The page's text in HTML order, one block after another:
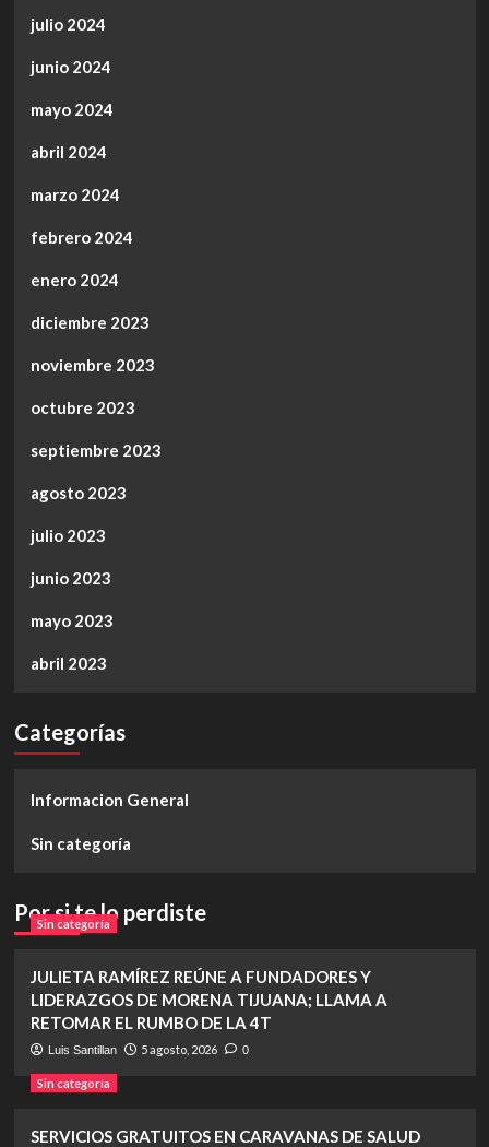
julio 2024
junio 2024
mayo 2024
abril 2024
marzo 2024
febrero 2024
enero 2024
diciembre 2023
noviembre 2023
octubre 2023
septiembre 2023
agosto 2023
julio 2023
junio 2023
mayo 2023
abril 2023
Categorías
Informacion General
Sin categoría
Por si te lo perdiste
Sin categoría
JULIETA RAMÍREZ REÚNE A FUNDADORES Y
LIDERAZGOS DE MORENA TIJUANA; LLAMA A
RETOMAR EL RUMBO DE LA 4T
Luis Santillan 5 agosto, 2026 0
Sin categoría
SERVICIOS GRATUITOS EN CARAVANAS DE SALUD